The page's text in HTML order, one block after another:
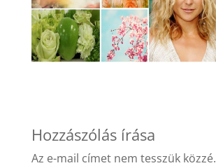
Hozzászólás írása
Az e-mail címet nem tesszük közzé.